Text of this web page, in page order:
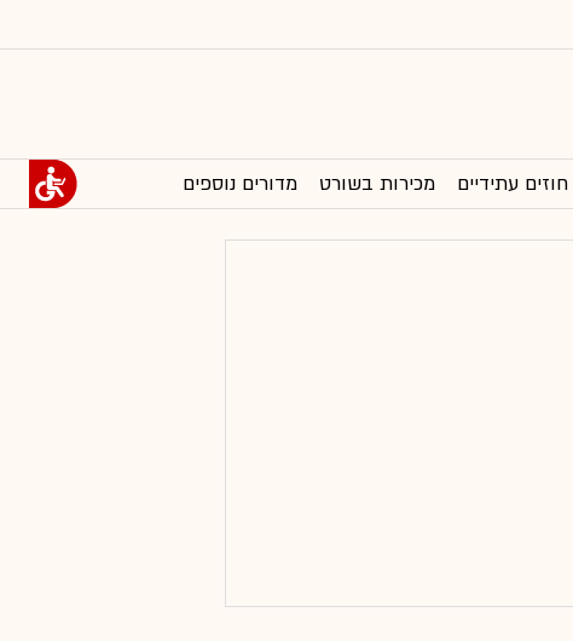
חוזים עתידיים מכירות בשורט מדורים נוספים